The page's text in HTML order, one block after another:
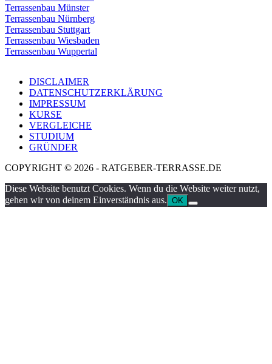
Terrassenbau Münster
Terrassenbau Nürnberg
Terrassenbau Stuttgart
Terrassenbau Wiesbaden
Terrassenbau Wuppertal
DISCLAIMER
DATENSCHUTZERKLÄRUNG
IMPRESSUM
KURSE
VERGLEICHE
STUDIUM
GRÜNDER
COPYRIGHT © 2026 - RATGEBER-TERRASSE.DE
Diese Website benutzt Cookies. Wenn du die Website weiter nutzt,
gehen wir von deinem Einverständnis aus. OK